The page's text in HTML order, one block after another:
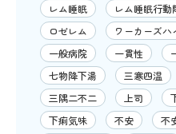
レム睡眠
レム睡眠行動
ロゼレム
ワーカーズハ
一般病院
一貫性
七物降下湯
三寒四温
三隅二不二
上司
下痢気味
不安 不